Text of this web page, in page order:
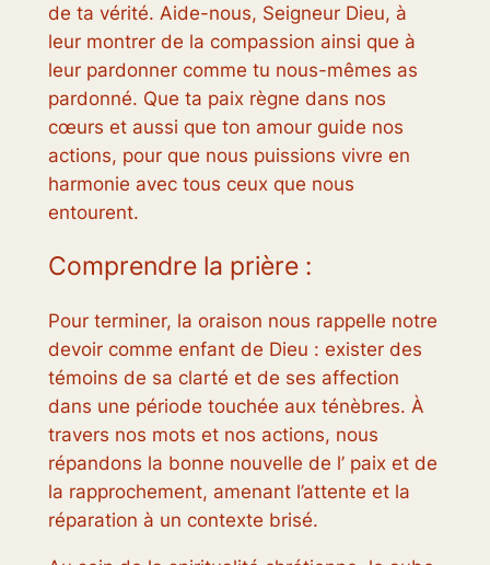
de ta vérité. Aide-nous, Seigneur Dieu, à
leur montrer de la compassion ainsi que à
leur pardonner comme tu nous-mêmes as
pardonné. Que ta paix règne dans nos
cœurs et aussi que ton amour guide nos
actions, pour que nous puissions vivre en
harmonie avec tous ceux que nous
entourent.
Comprendre la prière :
Pour terminer, la oraison nous rappelle notre
devoir comme enfant de Dieu : exister des
témoins de sa clarté et de ses affection
dans une période touchée aux ténèbres. À
travers nos mots et nos actions, nous
répandons la bonne nouvelle de l’ paix et de
la rapprochement, amenant l’attente et la
réparation à un contexte brisé.